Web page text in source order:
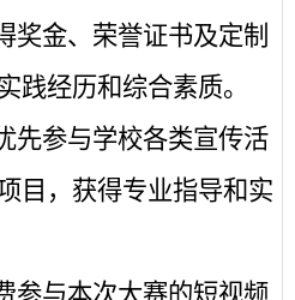
奖金、荣誉证书及定制
践经历和综合素质。
先参与学校各类宣传活
目，获得专业指导和实
参与本次大赛的短视频